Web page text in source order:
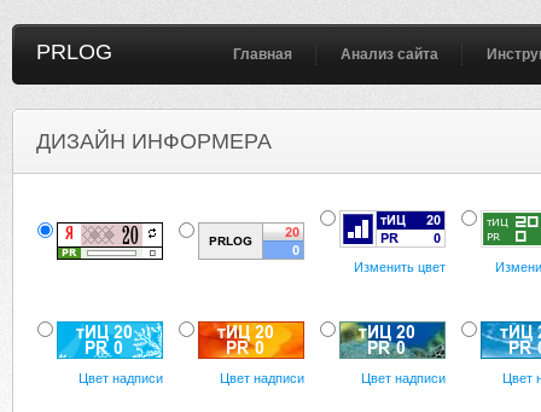
PRLOG Главная Анализ сайта
ДИЗАЙН ИНФОРМЕРА
Изменить цвет
Цвет надписи Цвет надписи Цвет надписи Цвет